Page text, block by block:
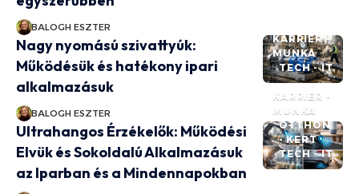
BALOGH ESZTER
KARRIER -
MUNKA
TECH - IT
Nagy nyomású szivattyúk:
Működésük és hatékony ipari
alkalmazásuk
BALOGH ESZTER
KARRIER -
MUNKA
OTTHON
- KERT
TECH - IT
Ultrahangos Érzékelők: Működési
Elvük és Sokoldalú Alkalmazásuk
az Iparban és a Mindennapokban